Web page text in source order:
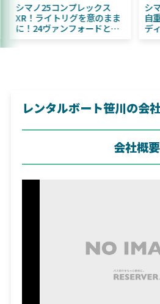
2025年11月発売予定！
DAIWA ふく魚／ちびふく魚
はビッグベイト初心者にお
シ
XR
に
レンタルボート笹川の会
会社概要